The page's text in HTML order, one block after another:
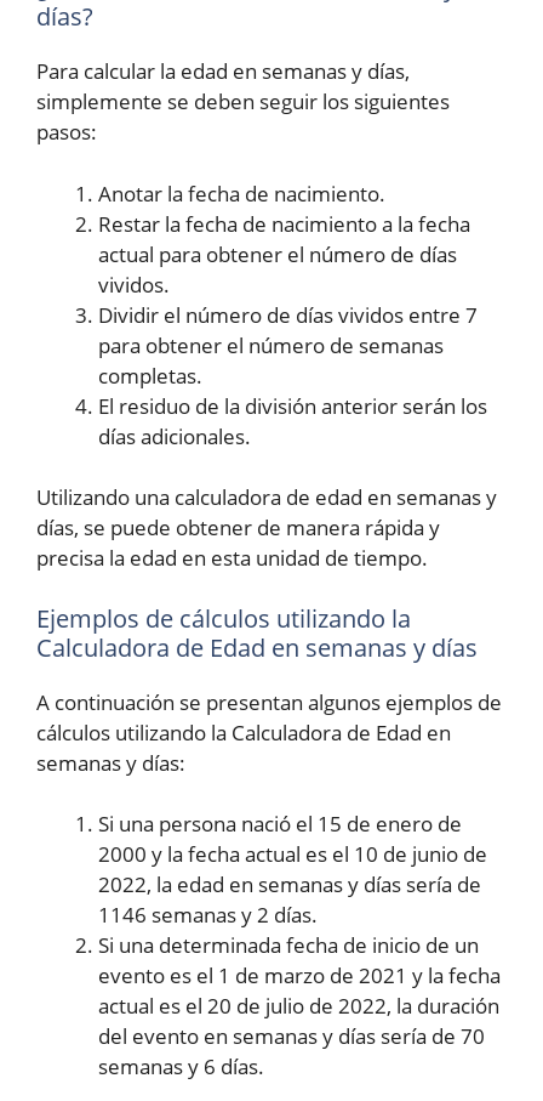
días?
Para calcular la edad en semanas y días,
simplemente se deben seguir los siguientes
pasos:
Anotar la fecha de nacimiento.
Restar la fecha de nacimiento a la fecha
actual para obtener el número de días
vividos.
Dividir el número de días vividos entre 7
para obtener el número de semanas
completas.
El residuo de la división anterior serán los
días adicionales.
Utilizando una calculadora de edad en semanas y
días, se puede obtener de manera rápida y
precisa la edad en esta unidad de tiempo.
Ejemplos de cálculos utilizando la
Calculadora de Edad en semanas y días
A continuación se presentan algunos ejemplos de
cálculos utilizando la Calculadora de Edad en
semanas y días:
Si una persona nació el 15 de enero de
2000 y la fecha actual es el 10 de junio de
2022, la edad en semanas y días sería de
1146 semanas y 2 días.
Si una determinada fecha de inicio de un
evento es el 1 de marzo de 2021 y la fecha
actual es el 20 de julio de 2022, la duración
del evento en semanas y días sería de 70
semanas y 6 días.